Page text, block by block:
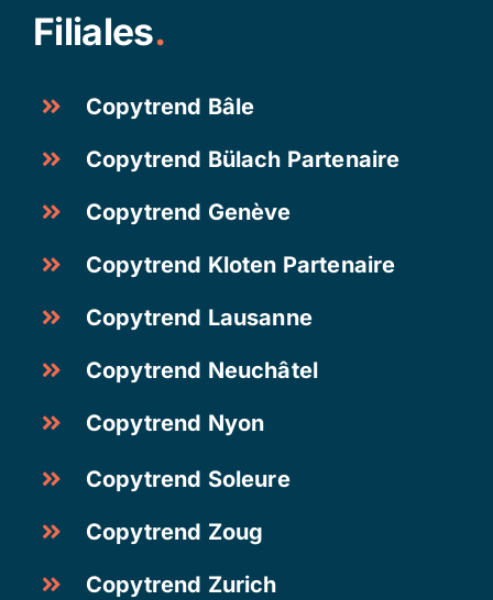
Filiales.
Copytrend Bâle
Copytrend Bülach Partenaire
Copytrend Genève
Copytrend Kloten Partenaire
Copytrend Lausanne
Copytrend Neuchâtel
Copytrend Nyon
Copytrend Soleure
Copytrend Zoug
Copytrend Zurich